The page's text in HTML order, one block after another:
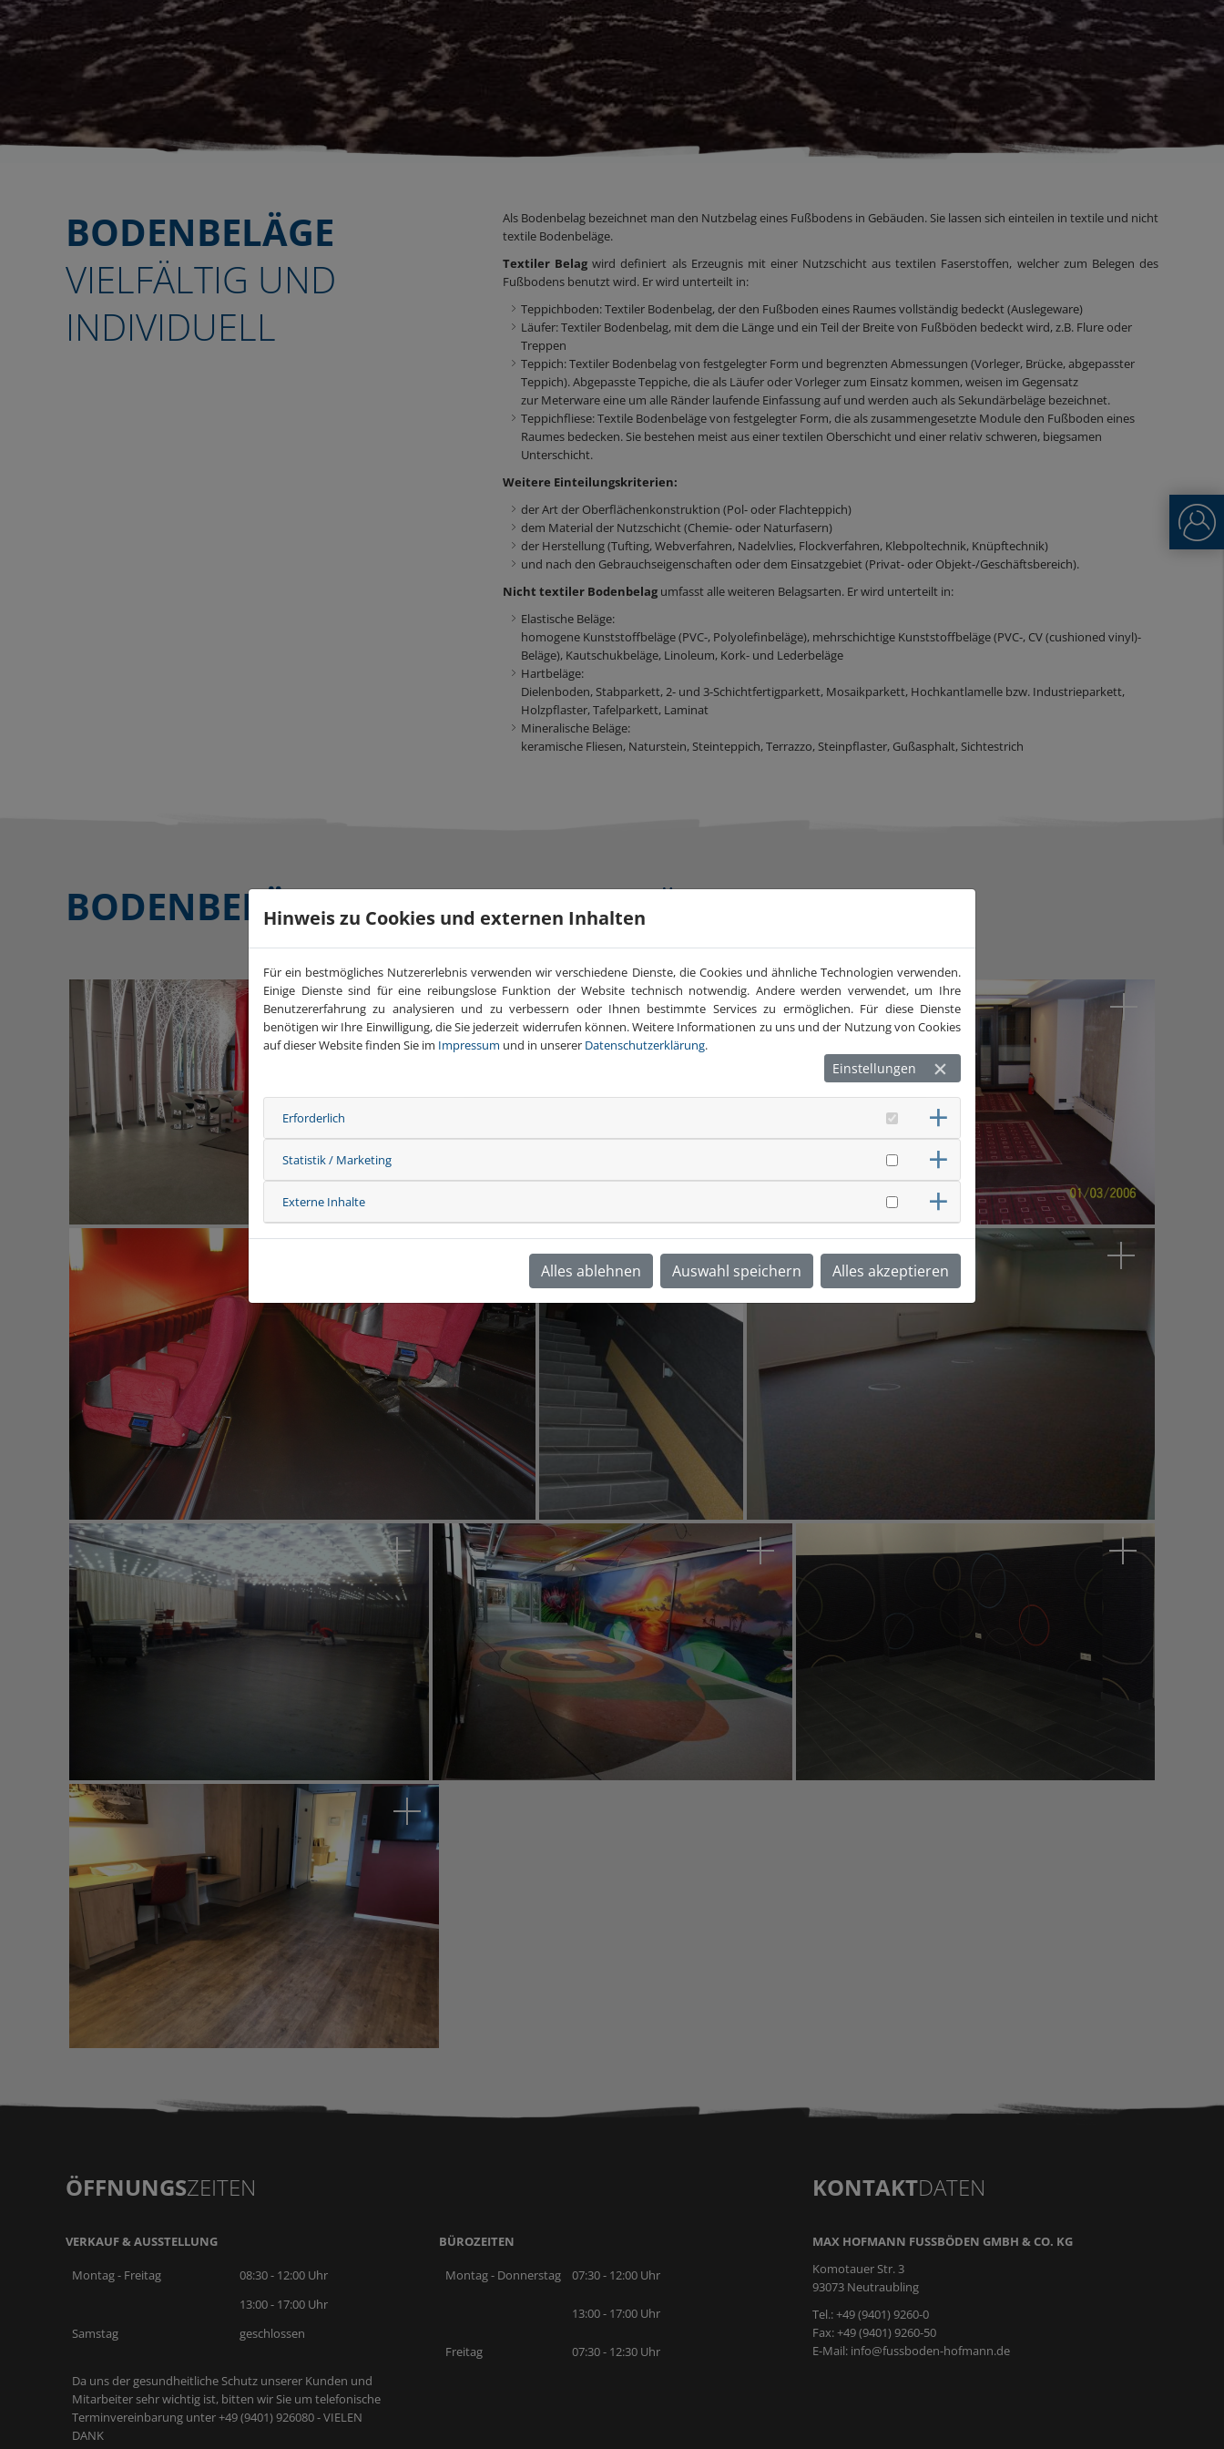
BODENBELÄGE
VIELFÄLTIG UND
INDIVIDUELL
Als Bodenbelag bezeichnet man den Nutzbelag eines Fußbodens in Gebäuden. Sie lassen sich einteilen in textile und nicht
textile Bodenbeläge.
Textiler Belag wird definiert als Erzeugnis mit einer Nutzschicht aus textilen Faserstoffen, welcher zum Belegen des
Fußbodens benutzt wird. Er wird unterteilt in:
Teppichboden: Textiler Bodenbelag, der den Fußboden eines Raumes vollständig bedeckt (Auslegeware)
Läufer: Textiler Bodenbelag, mit dem die Länge und ein Teil der Breite von Fußböden bedeckt wird, z.B. Flure oder
Treppen
Teppich: Textiler Bodenbelag von festgelegter Form und begrenzten Abmessungen (Vorleger, Brücke, abgepasster
Teppich). Abgepasste Teppiche, die als Läufer oder Vorleger zum Einsatz kommen, weisen im Gegensatz
zur Meterware eine um alle Ränder laufende Einfassung auf und werden auch als Sekundärbeläge bezeichnet.
Teppichfliese: Textile Bodenbeläge von festgelegter Form, die als zusammengesetzte Module den Fußboden eines
Raumes bedecken. Sie bestehen meist aus einer textilen Oberschicht und einer relativ schweren, biegsamen
Unterschicht.
Weitere Einteilungskriterien:
der Art der Oberflächenkonstruktion (Pol- oder Flachteppich)
dem Material der Nutzschicht (Chemie- oder Naturfasern)
der Herstellung (Tufting, Webverfahren, Nadelvlies, Flockverfahren, Klebpoltechnik, Knüpftechnik)
und nach den Gebrauchseigenschaften oder dem Einsatzgebiet (Privat- oder Objekt-/Geschäftsbereich).
Nicht textiler Bodenbelag umfasst alle weiteren Belagsarten. Er wird unterteilt in:
Elastische Beläge:
homogene Kunststoffbeläge (PVC-, Polyolefinbeläge), mehrschichtige Kunststoffbeläge (PVC-, CV (cushioned vinyl)-
Beläge), Kautschukbeläge, Linoleum, Kork- und Lederbeläge
Hartbeläge:
Dielenboden, Stabparkett, 2- und 3-Schichtfertigparkett, Mosaikparkett, Hochkantlamelle bzw. Industrieparkett,
Holzpflaster, Tafelparkett, Laminat
Mineralische Beläge:
keramische Fliesen, Naturstein, Steinteppich, Terrazzo, Steinpflaster, Gußasphalt, Sichtestrich
BODENBELÄGE- BISHERIGE AUFTRÄGE
Bundesagentur für Arbeit, Nürnberg
Cinemaxx, Regensburg FOS Karlsfeld Regnauer
Parkcafe
ÖFFNUNGSZEITEN
VERKAUF & AUSSTELLUNG
Montag - Freitag
08:30 - 12:00 Uhr
13:00 - 17:00 Uhr
Samstag
geschlossen
Da uns der gesundheitliche Schutz unserer Kunden und
Mitarbeiter sehr wichtig ist, bitten wir Sie um telefonische
Terminvereinbarung unter +49 (9401) 926080 - VIELEN
DANK
BÜROZEITEN
Montag - Donnerstag 07:30 - 12:00 Uhr
13:00 - 17:00 Uhr
Freitag 07:30 - 12:30 Uhr
KONTAKTDATEN
MAX HOFMANN FUSSBÖDEN GMBH & CO. KG
Komotauer Str. 3
93073 Neutraubling
Tel.: +49 (9401) 9260-0
Fax: +49 (9401) 9260-50
E-Mail: info@fussboden-hofmann.de
Hinweis zu Cookies und externen Inhalten
Für ein bestmögliches Nutzererlebnis verwenden wir verschiedene Dienste, die Cookies und ähnliche Technologien verwenden.
Einige Dienste sind für eine reibungslose Funktion der Website technisch notwendig. Andere werden verwendet, um Ihre
Benutzererfahrung zu analysieren und zu verbessern oder Ihnen bestimmte Services zu ermöglichen. Für diese Dienste
benötigen wir Ihre Einwilligung, die Sie jederzeit widerrufen können. Weitere Informationen zu uns und der Nutzung von Cookies
auf dieser Website finden Sie im Impressum und in unserer Datenschutzerklärung.
Einstellungen
Erforderlich
Statistik / Marketing
Externe Inhalte
Alles ablehnen Auswahl speichern Alles akzeptieren